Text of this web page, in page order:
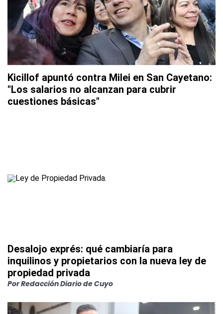
Kicillof apuntó contra Milei en San Cayetano:
"Los salarios no alcanzan para cubrir
cuestiones básicas"
Desalojo exprés: qué cambiaría para
inquilinos y propietarios con la nueva ley de
propiedad privada
PorRedacción Diario de Cuyo